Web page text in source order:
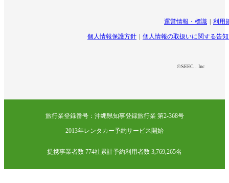
運営情報・標識 利用
個人情報保護方針 個人情報の取扱いに関する告
©SEEC . Inc
旅行業登録番号：沖縄県知事登録旅行業 第2-368号
2013年レンタカー予約サービス開始
提携事業者数 774社累計予約利用者数 3,769,265名